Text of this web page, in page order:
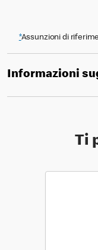
*Assunzioni di
Informazioni
Ti